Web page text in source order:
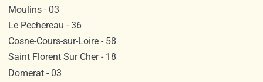
Moulins - 03
Le Pechereau - 36
Cosne-Cours-sur-Loire - 58
Saint Florent Sur Cher - 18
Domerat - 03